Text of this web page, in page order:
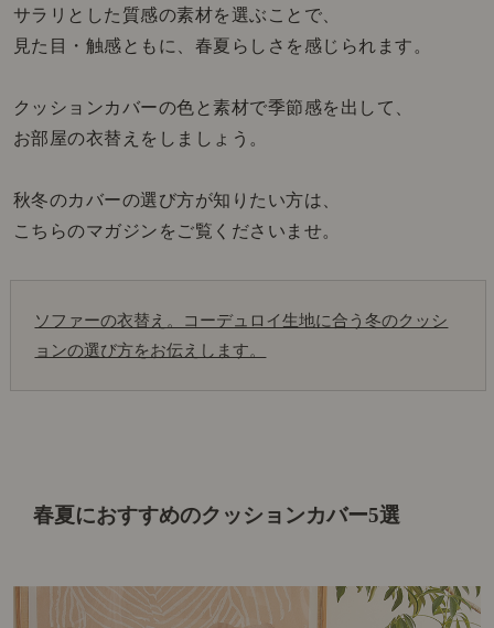
サラリとした質感の素材を選ぶことで、
見た目・触感ともに、春夏らしさを感じられます。
クッションカバーの色と素材で季節感を出して、
お部屋の衣替えをしましょう。
秋冬のカバーの選び方が知りたい方は、
こちらのマガジンをご覧くださいませ。
ソファーの衣替え。コーデュロイ生地に合う冬のクッシ
ョンの選び方をお伝えします。
春夏におすすめのクッションカバー5選